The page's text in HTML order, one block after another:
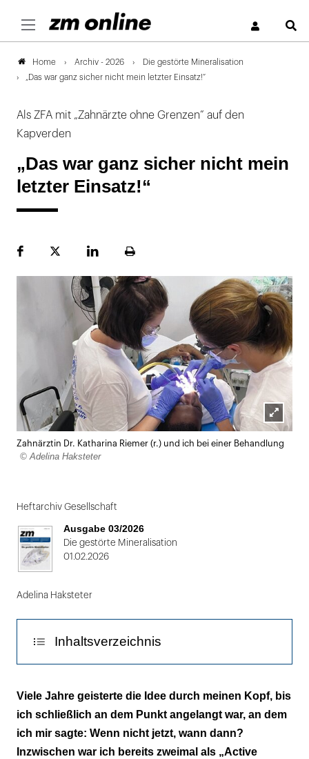
Home Archiv - 2026
Die gestörte Mineralisation
„Das war ganz sicher nicht mein letzter Einsatz!“
Als ZFA mit „Zahnärzte ohne Grenzen” auf den
Kapverden
„Das war ganz sicher nicht mein
letzter Einsatz!“
FacebookPlattformLinekdInSeite
Lightbox
öffnen
Zahnärztin Dr. Katharina Riemer (r.) und ich bei einer Behandlung
© Adelina Haksteter
Heftarchiv Gesellschaft
Ausgabe 03/2026
Die gestörte Mineralisation
01.02.2026
Adelina Haksteter
Inhaltsverzeichnis
Wenn nicht jetzt, wann dann?
Zahnmedizinisch sind die Inseln
unterversorgt
Viele Jahre geisterte die Idee durch meinen Kopf, bis
ich schließlich an dem Punkt angelangt war, an dem
ich mir sagte: Wenn nicht jetzt, wann dann?
Inzwischen war ich bereits zweimal als „Active